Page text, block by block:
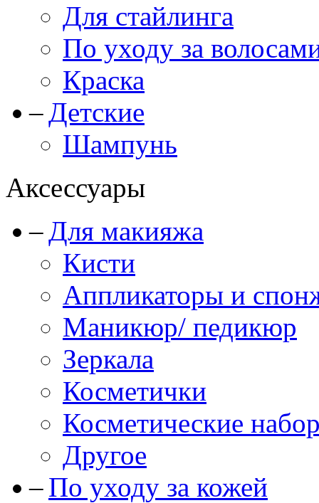
Для стайлинга
По уходу за
Краска
Детские
Шампунь
Аксессуары
Для макияжа
Кисти
Аппликаторы и
Маникюр/ педикюр
Зеркала
Косметички
Косметические
Другое
По уходу за кожей